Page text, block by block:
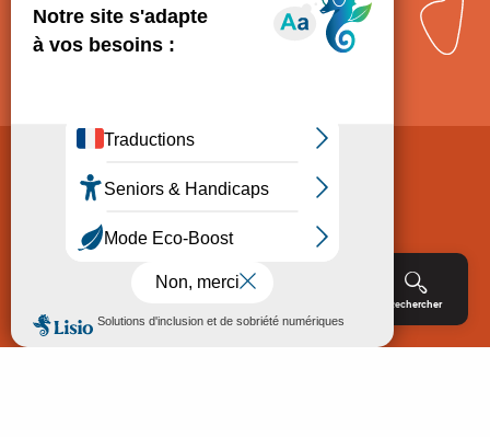
Rechercher
Politique de Protection des données
Consentement
Accessibilité : non conforme